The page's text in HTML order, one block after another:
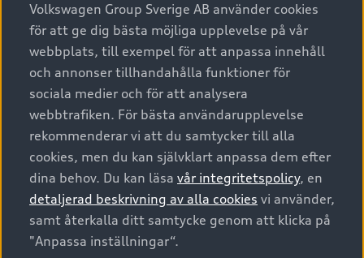
A6 modellerna
SUV
Avant
Audi Sport
Privatleasing
Nya bilar i lager
Begagnade bilar i lager
Audi approved :plus - så gott som nya
Finansiering
Audi exclusive
Provkörning
Service & tillbehör
Audi digital services
Originaltillbehör - köp online
Garantier
Försäkring
Digitala manualer för din Audi
Audi Collection – livsstilsartiklar
Vanliga frågor
Tjänstebil
Tjänstebil
Business lease online
Företagsleasing
Om Audi Sverige
Kontakta oss
Audi Återförsäljare/-serviceverkstad
myAudi
Pressmeddelanden
© 2026 AUDI SVERIGE. All Rights Reserved.
Utgivare Juridiskt
Juridiskt Audi AG
Juridiskt Audi Digital Giveaway
Volkswagen Group Sverige AB använder cookies
för att ge dig bästa möjliga upplevelse på vår
webbplats, till exempel för att anpassa innehåll
och annonser tillhandahålla funktioner för
sociala medier och för att analysera
webbtrafiken. För bästa användarupplevelse
rekommenderar vi att du samtycker till alla
cookies, men du kan självklart anpassa dem efter
dina behov. Du kan läsa vår integritetspolicy, en
detaljerad beskrivning av alla cookies vi använder,
samt återkalla ditt samtycke genom att klicka på
"Anpassa inställningar“.